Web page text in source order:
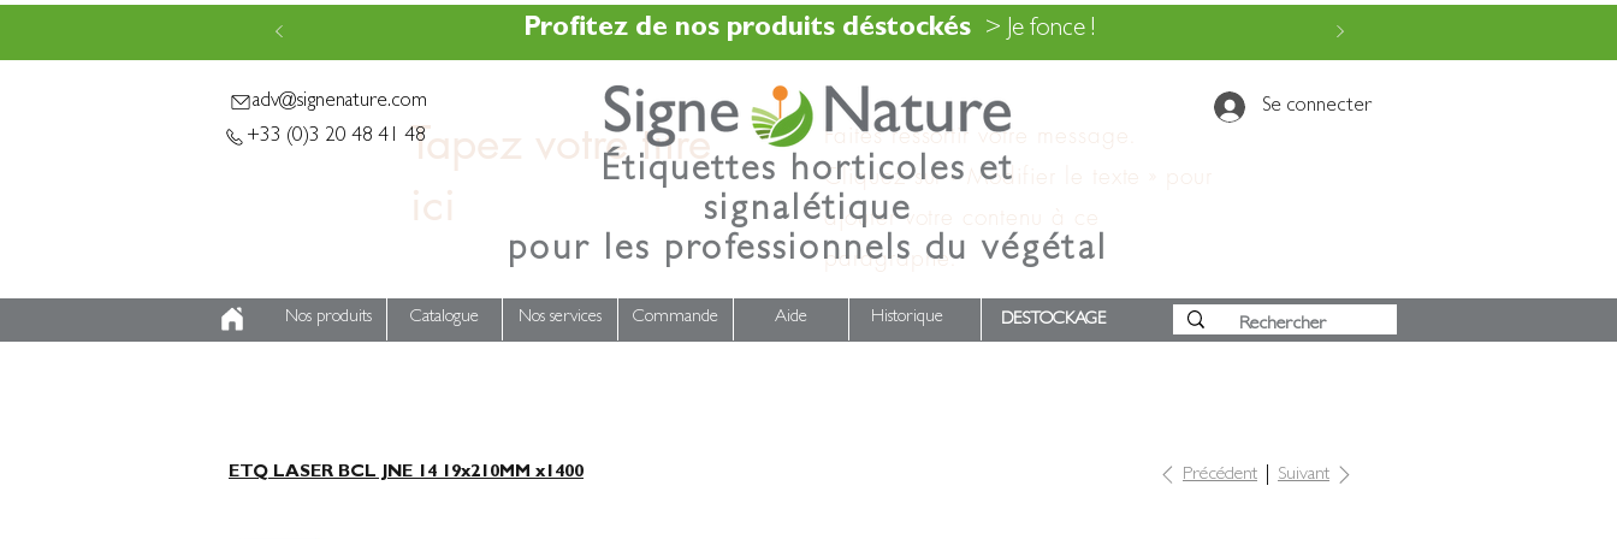
Profitez de nos produits déstockés > Je fonce !
Tapez votre titre
Faites ressortir votre message.
Cliquez sur « Modifier le texte » pour
ajouter votre contenu à ce
paragraphe.
adv@signenature.com
+33 (0)3 20 48 41 48
Se connecter
Étiquettes horticoles et
signalétique
pour les professionnels du végétal
Nos produits Catalogue Nos services Commande Aide Historique DESTOCKAGE
ETQ LASER BCL JNE 14 19x210MM x1400 Précédent Suivant